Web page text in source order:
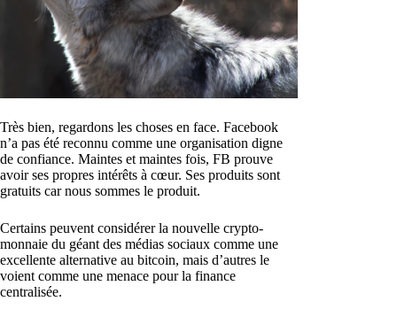
Très bien, regardons les choses en face. Facebook
n’a pas été reconnu comme une organisation digne
de confiance. Maintes et maintes fois, FB prouve
avoir ses propres intérêts à cœur. Ses produits sont
gratuits car nous sommes le produit.
Certains peuvent considérer la nouvelle crypto-
monnaie du géant des médias sociaux comme une
excellente alternative au bitcoin, mais d’autres le
voient comme une menace pour la finance
centralisée.